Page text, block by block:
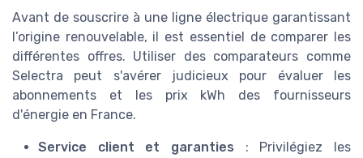
Avant de souscrire à une ligne électrique garantissant
l’origine renouvelable, il est essentiel de comparer les
différentes offres. Utiliser des comparateurs comme
Selectra peut s'avérer judicieux pour évaluer les
abonnements et les prix kWh des fournisseurs
d'énergie en France.
Service client et garanties : Privilégiez les